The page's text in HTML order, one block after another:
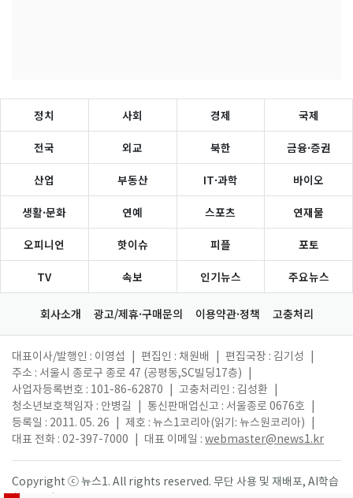
정치 사회 경제 국제
전국 외교 북한 금융·증권
산업 부동산 IT·과학 바이오
생활·문화 연예 스포츠 연재물
오피니언 핫이슈 피플 포토
TV 속보 인기뉴스 주요뉴스
회사소개 광고/제휴·구매문의 이용약관·정책 고충처리
대표이사/발행인 : 이영섭 편집인 : 채원배 편집국장 : 김기성
주소 : 서울시 종로구 종로 47 (공평동,SC빌딩17층)
사업자등록번호 : 101-86-62870
고충처리인 : 김성환
청소년보호책임자 : 안병길
통신판매업신고 : 서울종로 0676호
등록일 : 2011. 05. 26
제호 : 뉴스1코리아(읽기: 뉴스원코리아)
대표 전화 : 02-397-7000
대표 이메일 : webmaster@news1.kr
Copyright ⓒ 뉴스1. All rights reserved. 무단 사용 및 재배포, AI학습